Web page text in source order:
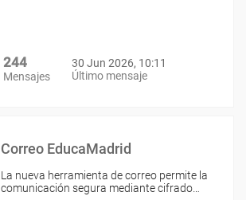
244
Mensajes
30 Jun 2026, 10:11
Último mensaje
Correo EducaMadrid
La nueva herramienta de correo permite la
comunicación segura mediante cifrado…